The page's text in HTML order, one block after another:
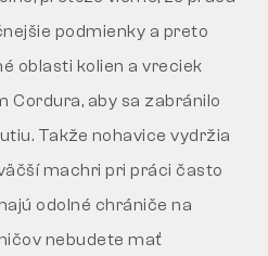
podmienky a preto
oblasti kolien a vreciek
Cordura, aby sa zabránilo
Takže nohavice vydržia
machri pri práci často
odolné chrániče na
nebudete mať